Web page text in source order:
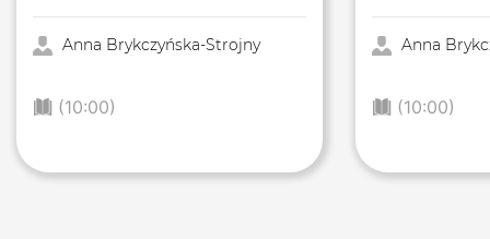
Anna Brykczyńska-Strojny
(10:00)
Anna
(10:00)